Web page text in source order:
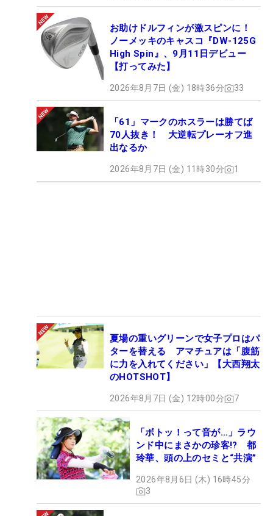
お助けドルフィンが激スピンに！
ノーメッキのキャスコ『DW-125G
High Spin』、9月11日デビュー
【打ってみた】
2026年8月7日 (金) 18時36分 33
「61」マークのホスラーは勝てば
70人抜き！ 大逆転プレーオフ進
出なるか
2026年8月7日 (金) 11時30分 1
夏場の重いグリーンで女子プロはパ
ターを替える アマチュアは「腹筋
に力を入れてください」【大西翔太
のHOTSHOT】
2026年8月7日 (金) 12時00分 7
「ボトッ！って音が…」ラウ
ンド中にまさかの珍客!? 都
玲華、頭の上のセミと“共演”
2026年8月6日 (木) 16時45分
3